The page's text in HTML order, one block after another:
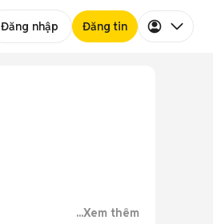
Đăng nhập Đăng tin
...Xem thêm